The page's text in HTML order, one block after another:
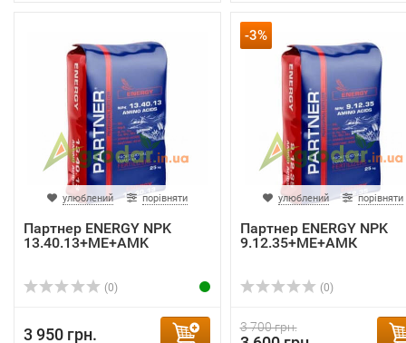
улюблений порівняти
Партнер ENERGY NPK
13.40.13+ME+AMK
(0)
3 950 грн.
-3%
улюблений порівняти
Партнер ENERGY NPK
9.12.35+ME+АМК
(0)
3 700 грн.